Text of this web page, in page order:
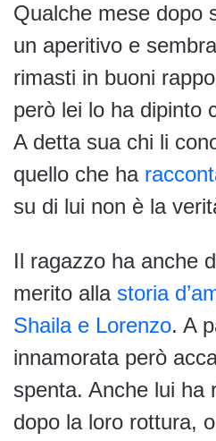
Qualche mese dopo
un aperitivo e
rimasti in buoni
però lei lo ha dipinto
A detta sua chi li
quello che ha
su di lui non è la
Il ragazzo ha anche
merito alla storia
Shaila e Lorenzo. A
innamorata però
spenta. Anche lui ha
dopo la loro rottura,